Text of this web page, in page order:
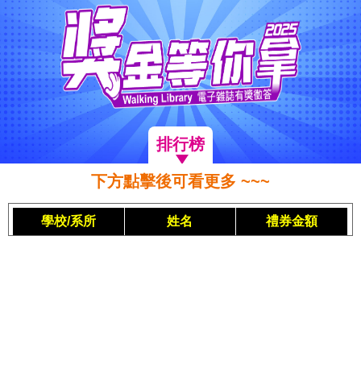
排行榜
下方點擊後可看更多 ~~~
學校/系所 姓名 禮券金額